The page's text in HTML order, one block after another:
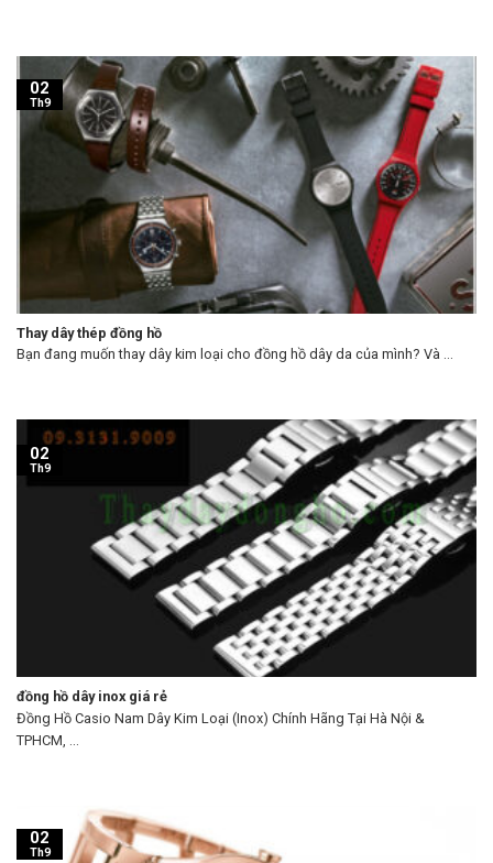
Thay dây thép đồng hồ
Bạn đang muốn thay dây kim loại cho đồng hồ dây da của mình? Và ...
02
Th9
đồng hồ dây inox giá rẻ
Đồng Hồ Casio Nam Dây Kim Loại (Inox) Chính Hãng Tại Hà Nội &
TPHCM, ...
02
Th9
02
Th9